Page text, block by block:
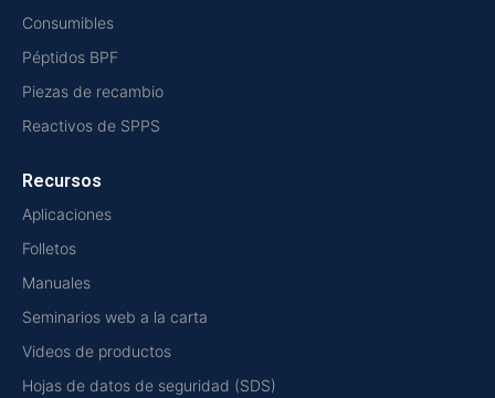
Consumibles
Péptidos BPF
Piezas de recambio
Reactivos de SPPS
Recursos
Aplicaciones
Folletos
Manuales
Seminarios web a la carta
Videos de productos
Hojas de datos de seguridad (SDS)